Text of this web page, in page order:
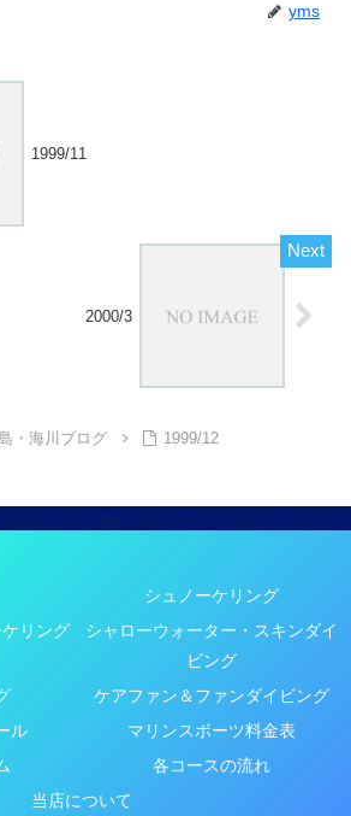
yms
1999/11
2000/3
・海川ブログ 1999/12
シュノーケリング
リング
シャローウォーター・スキンダイ
ビング
ケアファン＆ファンダイビング
ル
マリンスポーツ料金表
各コースの流れ
当店について